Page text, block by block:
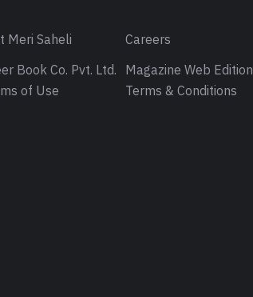
Meri Saheli Careers
Book Co. Pvt. Ltd.
of Use
Magazine Web Edition
Terms & Conditions